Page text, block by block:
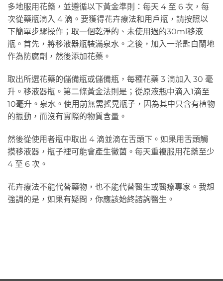
多地服用花藥，並遵循以下黃金準則：每天 4 至 6 次，每
次從藥瓶滴入 4 滴。要獲得花卉療法和用戶瓶，請按照以
下簡單步驟操作；取一個乾淨的、未使用過的30ml移液
瓶。首先，將移液器瓶裝滿泉水。之後，加入一茶匙白蘭地
作為防腐劑，然後添加花藥。
取出所選花藥的儲備瓶或儲備瓶，每種花藥 3 滴加入 30 毫
升。移液器瓶。第二條黃金法則是；從原液瓶中滴入1滴至
10毫升。泉水。使用前無需搖晃瓶子，因為其中只含有植物
的振動，而沒有實際的物質含量。
然後從使用者瓶中取出 4 滴並滴在舌頭下。如果用舌頭觸
摸移液器，瓶子裡可能會產生黴菌。每天重複服用花藥至少
4 至 6 次。
花卉療法不能代替藥物，也不能代替醫生或醫療專家。我想
強調的是，如果有疑問，你應該始終諮詢醫生。